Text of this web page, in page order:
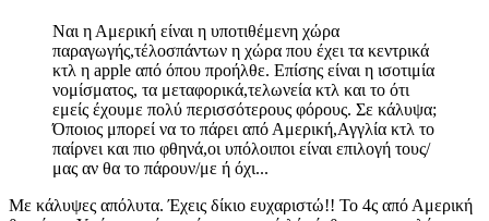
Ναι η Αμερική είναι η υποτιθέμενη χώρα
παραγωγής,τέλοσπάντων η χώρα που έχει τα κεντρικά
κτλ η apple από όπου προήλθε. Επίσης είναι η ισοτιμία
νομίσματος, τα μεταφορικά,τελωνεία κτλ και το ότι
εμείς έχουμε πολύ περισσότερους φόρους. Σε κάλυψα;
Όποιος μπορεί να το πάρει από Αμερική,Αγγλία κτλ το
παίρνει και πιο φθηνά,οι υπόλοιποι είναι επιλογή τους/
μας αν θα το πάρουν/με ή όχι...
Με κάλυψες απόλυτα. Έχεις δίκιο ευχαριστώ!! Το 4ς από Αμερική